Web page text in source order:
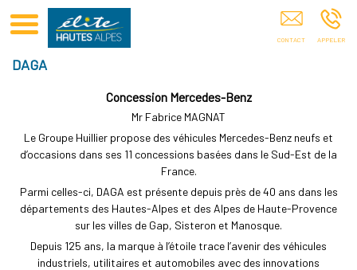
Club Elite Hautes-Alpes Sponsoring De Sportifs Hautes-Alpes
DAGA
Concession Mercedes-Benz
Mr Fabrice MAGNAT
Le Groupe Huillier propose des véhicules Mercedes-Benz neufs et
d’occasions dans ses 11 concessions basées dans le Sud-Est de la
France.
Parmi celles-ci, DAGA est présente depuis près de 40 ans dans les
départements des Hautes-Alpes et des Alpes de Haute-Provence
sur les villes de Gap, Sisteron et Manosque.
Depuis 125 ans, la marque à l’étoile trace l’avenir des véhicules
industriels, utilitaires et automobiles avec des innovations